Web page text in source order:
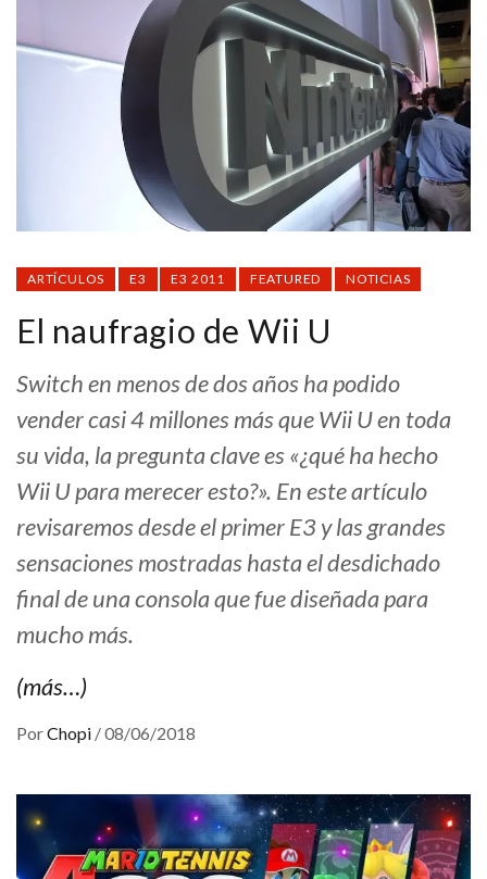
ARTÍCULOS E3 E3 2011 FEATURED NOTICIAS
El naufragio de Wii U
Switch en menos de dos años ha podido
vender casi 4 millones más que Wii U en toda
su vida, la pregunta clave es «¿qué ha hecho
Wii U para merecer esto?». En este artículo
revisaremos desde el primer E3 y las grandes
sensaciones mostradas hasta el desdichado
final de una consola que fue diseñada para
mucho más.
(más…)
PorChopi /08/06/2018